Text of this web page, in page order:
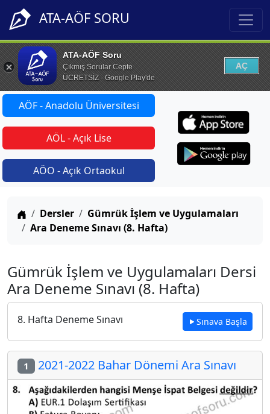
ATA-AÖF SORU
ATA-AÖF Soru
Çıkmış Sorular Cepte
ÜCRETSİZ - Google Play'de
AÇ
AÖF - Anadolu Üniversitesi
AÖL - Açık Lise
AÖO - Açık Ortaokul
Anasayfa
Dersler
Gümrük İşlem ve Uygulamaları
Ara Deneme Sınavı (8. Hafta)
Gümrük İşlem ve Uygulamaları Dersi
Ara Deneme Sınavı (8. Hafta)
8. Hafta Deneme Sınavı Sınava Başla
1 2021-2022 Bahar Dönemi Ara Sınavı